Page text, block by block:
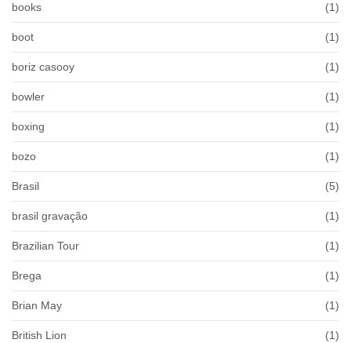
books (1)
boot (1)
boriz casooy (1)
bowler (1)
boxing (1)
bozo (1)
Brasil (5)
brasil gravação (1)
Brazilian Tour (1)
Brega (1)
Brian May (1)
British Lion (1)